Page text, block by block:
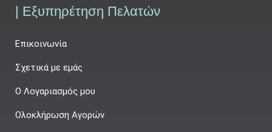
| Εξυπηρέτηση Πελατών
Επικοινωνία
Σχετικά με εμάς
Ο Λογαριασμός μου
Ολοκλήρωση Αγορών